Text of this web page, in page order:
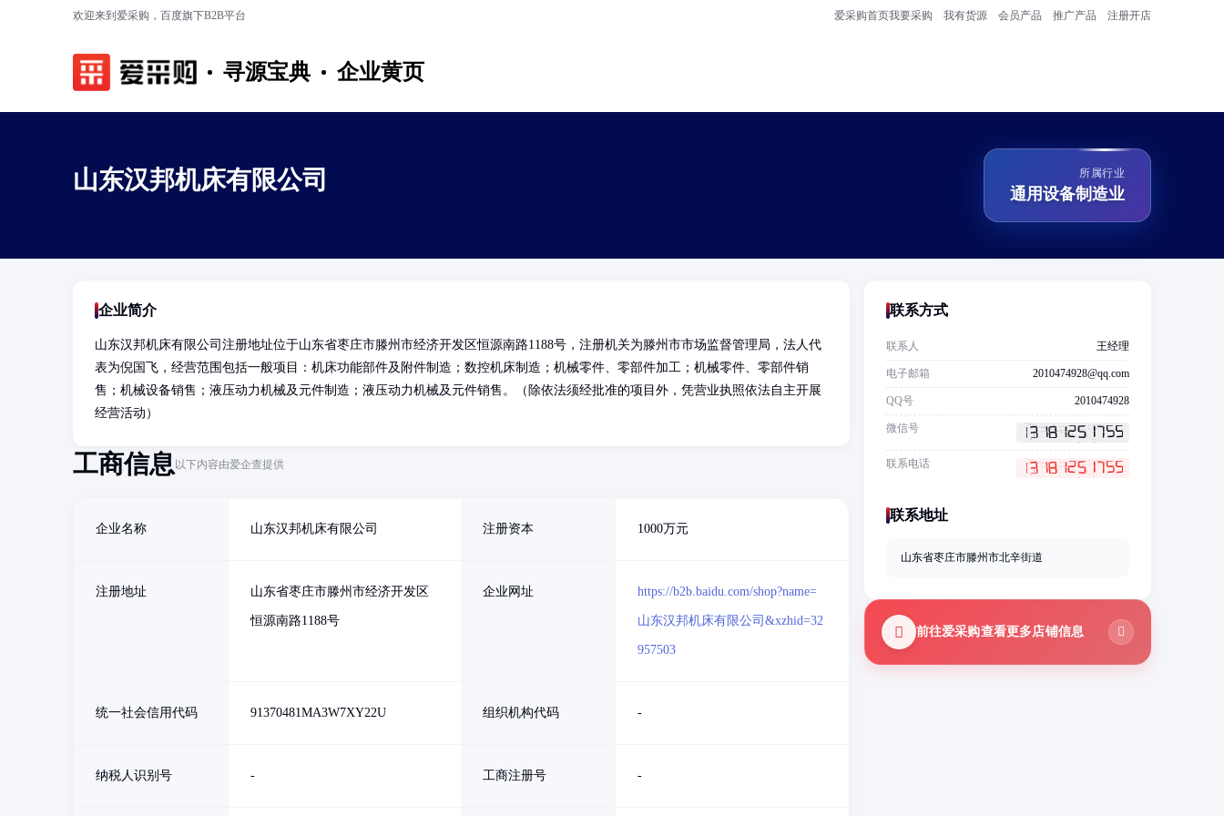
欢迎来到爱采购，百度旗下B2B平台 爱采购首页我要采购 我有货源 会员产品 推广产品 注册开店
寻源宝典 企业黄页
山东汉邦机床有限公司 所属行业
通用设备制造业
企业简介
山东汉邦机床有限公司注册地址位于山东省枣庄市滕州市经济开发区恒源南路1188号，注册机关为滕州市市场监督管理局，法人代
表为倪国飞，经营范围包括一般项目：机床功能部件及附件制造；数控机床制造；机械零件、零部件加工；机械零件、零部件销
售；机械设备销售；液压动力机械及元件制造；液压动力机械及元件销售。（除依法须经批准的项目外，凭营业执照依法自主开展
经营活动）
工商信息以下内容由爱企查提供
企业名称 山东汉邦机床有限公司 注册资本 1000万元
注册地址 山东省枣庄市滕州市经济开发区
恒源南路1188号
企业网址 https://b2b.baidu.com/shop?name=
山东汉邦机床有限公司&xzhid=32
957503
统一社会信用代码 91370481MA3W7XY22U 组织机构代码 -
纳税人识别号 - 工商注册号 -
联系方式
联系人 王经理
电子邮箱 2010474928@qq.com
QQ号 2010474928
微信号
联系电话
联系地址
山东省枣庄市滕州市北辛街道
前往爱采购查看更多店铺信息